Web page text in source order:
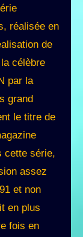
réalisée en
de
célèbre
par la
grand
le titre de
cette série,
assez
et non
en plus
fois en